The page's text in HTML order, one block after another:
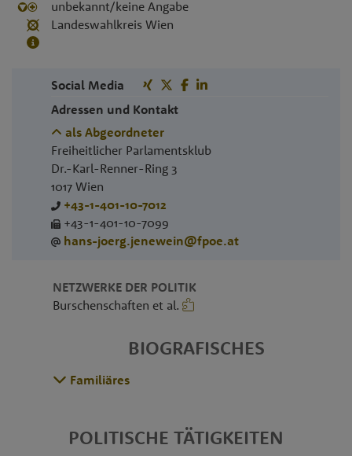
unbekannt/keine Angabe
Landeswahlkreis Wien
Social Media
Adressen und Kontakt
als Abgeordneter
Freiheitlicher Parlamentsklub
Dr.-Karl-Renner-Ring 3
1017 Wien
+43-1-401-10-7012
+43-1-401-10-7099
hans-joerg.jenewein@fpoe.at
NETZWERKE DER POLITIK
Burschenschaften et al.
BIOGRAFISCHES
Familiäres
POLITISCHE TÄTIGKEITEN